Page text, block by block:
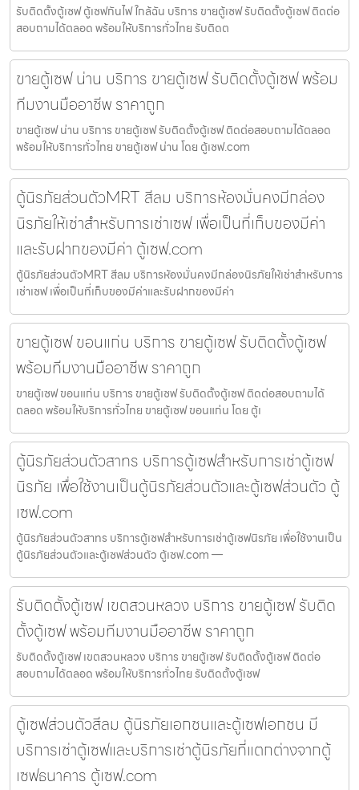
รับติดตั้งตู้เซฟ ตู้เซฟกันไฟ ใกล้ฉัน บริการ ขายตู้เซฟ รับติดตั้งตู้เซฟ ติดต่อ
สอบถามได้ตลอด พร้อมให้บริการทั่วไทย รับติดต
ขายตู้เซฟ น่าน บริการ ขายตู้เซฟ รับติดตั้งตู้เซฟ พร้อม
ทีมงานมืออาชีพ ราคาถูก
ขายตู้เซฟ น่าน บริการ ขายตู้เซฟ รับติดตั้งตู้เซฟ ติดต่อสอบถามได้ตลอด
พร้อมให้บริการทั่วไทย ขายตู้เซฟ น่าน โดย ตู้เซฟ.com
ตู้นิรภัยส่วนตัวMRT สีลม บริการห้องมั่นคงมีกล่อง
นิรภัยให้เช่าสำหรับการเช่าเซฟ เพื่อเป็นที่เก็บของมีค่า
และรับฝากของมีค่า ตู้เซฟ.com
ตู้นิรภัยส่วนตัวMRT สีลม บริการห้องมั่นคงมีกล่องนิรภัยให้เช่าสำหรับการ
เช่าเซฟ เพื่อเป็นที่เก็บของมีค่าและรับฝากของมีค่า
ขายตู้เซฟ ขอนแก่น บริการ ขายตู้เซฟ รับติดตั้งตู้เซฟ
พร้อมทีมงานมืออาชีพ ราคาถูก
ขายตู้เซฟ ขอนแก่น บริการ ขายตู้เซฟ รับติดตั้งตู้เซฟ ติดต่อสอบถามได้
ตลอด พร้อมให้บริการทั่วไทย ขายตู้เซฟ ขอนแก่น โดย ตู้เ
ตู้นิรภัยส่วนตัวสาทร บริการตู้เซฟสำหรับการเช่าตู้เซฟ
นิรภัย เพื่อใช้งานเป็นตู้นิรภัยส่วนตัวและตู้เซฟส่วนตัว ตู้
เซฟ.com
ตู้นิรภัยส่วนตัวสาทร บริการตู้เซฟสำหรับการเช่าตู้เซฟนิรภัย เพื่อใช้งานเป็น
ตู้นิรภัยส่วนตัวและตู้เซฟส่วนตัว ตู้เซฟ.com —
รับติดตั้งตู้เซฟ เขตสวนหลวง บริการ ขายตู้เซฟ รับติด
ตั้งตู้เซฟ พร้อมทีมงานมืออาชีพ ราคาถูก
รับติดตั้งตู้เซฟ เขตสวนหลวง บริการ ขายตู้เซฟ รับติดตั้งตู้เซฟ ติดต่อ
สอบถามได้ตลอด พร้อมให้บริการทั่วไทย รับติดตั้งตู้เซฟ
ตู้เซฟส่วนตัวสีลม ตู้นิรภัยเอกชนและตู้เซฟเอกชน มี
บริการเช่าตู้เซฟและบริการเช่าตู้นิรภัยที่แตกต่างจากตู้
เซฟธนาคาร ตู้เซฟ.com